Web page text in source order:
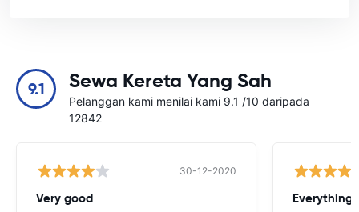
9.1 Sewa Kereta Yang Sah
Pelanggan kami menilai kami 9.1 /10 daripada
12842
30-12-2020
Very good Everything